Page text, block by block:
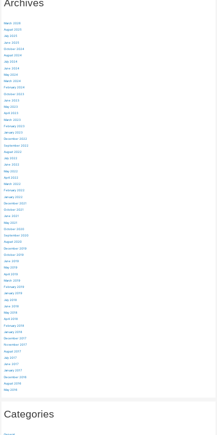
Archives
March 2026
August 2025
July 2025
June 2025
October 2024
August 2024
July 2024
June 2024
May 2024
March 2024
February 2024
October 2023
June 2023
May 2023
April 2023
March 2023
February 2023
January 2023
December 2022
September 2022
August 2022
July 2022
June 2022
May 2022
April 2022
March 2022
February 2022
January 2022
December 2021
October 2021
June 2021
May 2021
October 2020
September 2020
August 2020
December 2019
October 2019
June 2019
May 2019
April 2019
March 2019
February 2019
January 2019
July 2018
June 2018
May 2018
April 2018
February 2018
January 2018
December 2017
November 2017
August 2017
July 2017
June 2017
January 2017
December 2016
August 2016
May 2016
Categories
General